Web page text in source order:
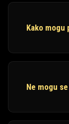
Kako mogu
Ne mogu